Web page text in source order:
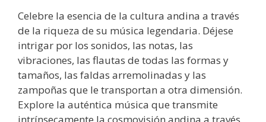
Celebre la esencia de la cultura andina a través
de la riqueza de su música legendaria. Déjese
intrigar por los sonidos, las notas, las
vibraciones, las flautas de todas las formas y
tamaños, las faldas arremolinadas y las
zampoñas que le transportan a otra dimensión.
Explore la auténtica música que transmite
intrínsecamente la cosmovisión andina a través